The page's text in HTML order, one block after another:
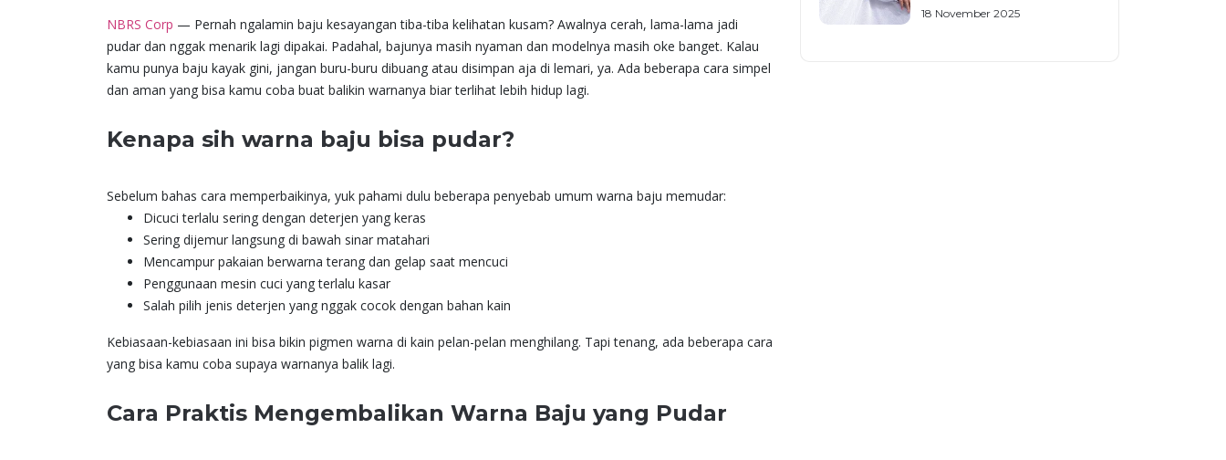
NBRS Corp — Pernah ngalamin baju kesayangan tiba-tiba kelihatan kusam? Awalnya cerah, lama-lama jadi
pudar dan nggak menarik lagi dipakai. Padahal, bajunya masih nyaman dan modelnya masih oke banget. Kalau
kamu punya baju kayak gini, jangan buru-buru dibuang atau disimpan aja di lemari, ya. Ada beberapa cara simpel
dan aman yang bisa kamu coba buat balikin warnanya biar terlihat lebih hidup lagi.
Kenapa sih warna baju bisa pudar?
Sebelum bahas cara memperbaikinya, yuk pahami dulu beberapa penyebab umum warna baju memudar:
Dicuci terlalu sering dengan deterjen yang keras
Sering dijemur langsung di bawah sinar matahari
Mencampur pakaian berwarna terang dan gelap saat mencuci
Penggunaan mesin cuci yang terlalu kasar
Salah pilih jenis deterjen yang nggak cocok dengan bahan kain
Kebiasaan-kebiasaan ini bisa bikin pigmen warna di kain pelan-pelan menghilang. Tapi tenang, ada beberapa cara
yang bisa kamu coba supaya warnanya balik lagi.
Cara Praktis Mengembalikan Warna Baju yang Pudar
u...
18 November 2025